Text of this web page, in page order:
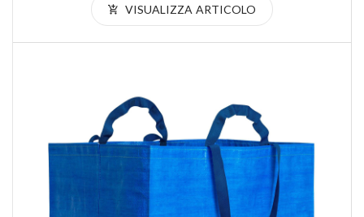
VISUALIZZA ARTICOLO